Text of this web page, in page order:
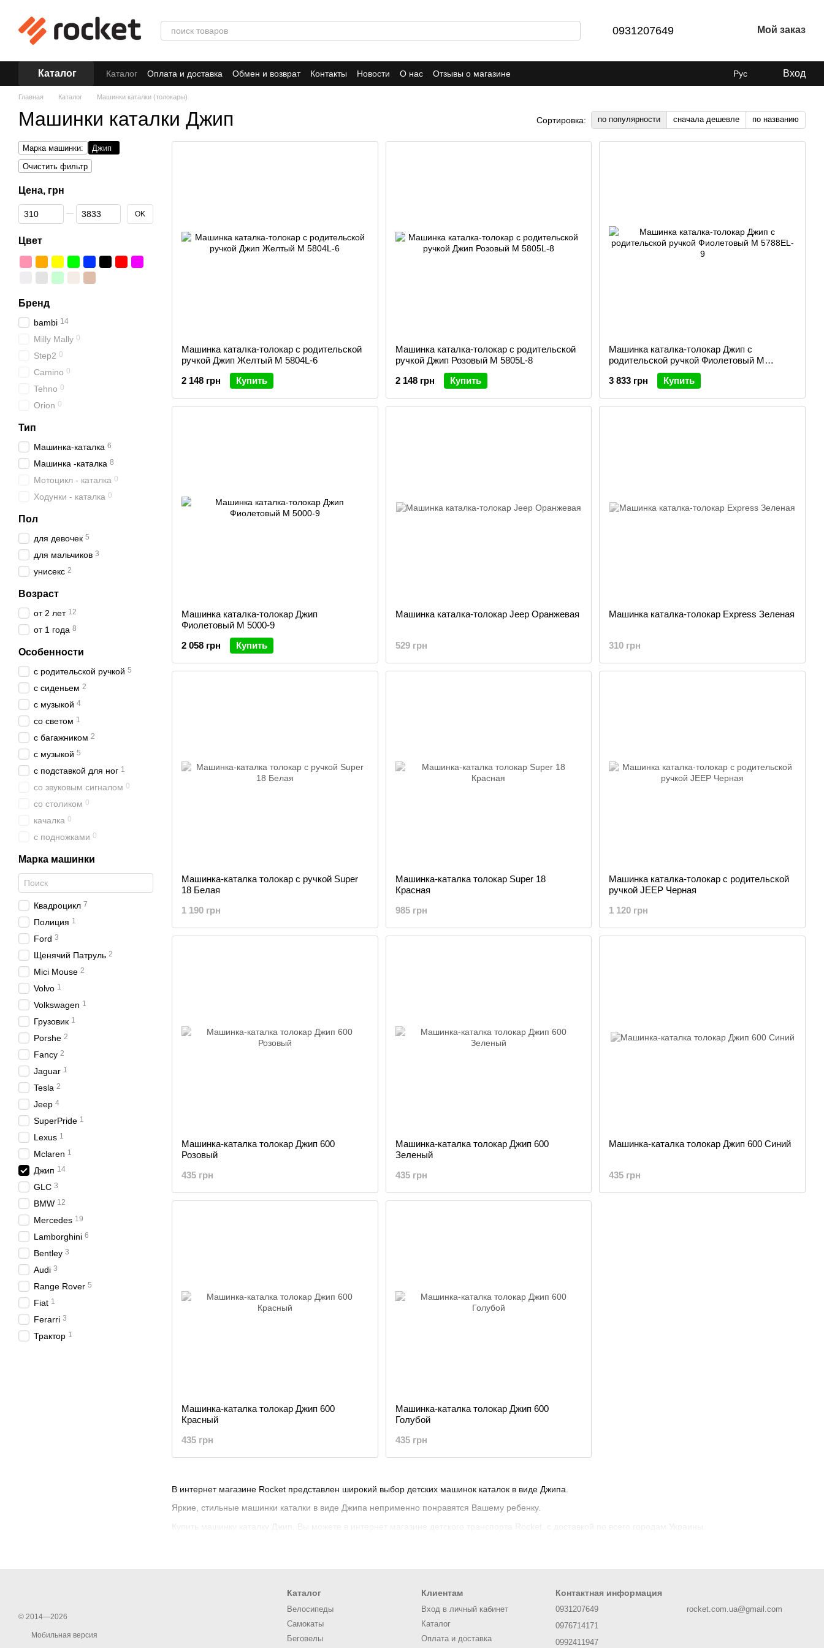
0931207649 Мой заказ
Каталог Каталог Оплата и доставка Обмен и возврат Контакты Новости О нас Отзывы о магазине Рус Вход
Главная Каталог Машинки каталки (толокары)
Машинки каталки Джип Сортировка: по популярности сначала дешевле по названию
В интернет магазине Rocket представлен широкий выбор детских машинок каталок в виде Джипа.
Яркие, стильные машинки каталки в виде Джипа неприменно понравятся Вашему ребенку.
Купить машинку каталку Джип, Вы можете в интернет магазине детского транспорта Rocket, с доставкой по всего городам Украины.
Машинка каталка-толокар с родительской
ручкой Джип Желтый M 5804L-6
2 148 грн
Купить
Машинка каталка-толокар с родительской
ручкой Джип Розовый M 5805L-8
2 148 грн
Купить
Машинка каталка-толокар Джип с
родительской ручкой Фиолетовый M
3 833 грн
Купить
Машинка каталка-толокар Джип
Фиолетовый M 5000-9
2 058 грн
Купить
Машинка каталка-толокар Jeep Оранжевая
529 грн
Машинка каталка-толокар Express Зеленая
310 грн
Машинка-каталка толокар с ручкой Super
18 Белая
1 190 грн
Машинка-каталка толокар Super 18
Красная
985 грн
Машинка каталка-толокар с родительской
ручкой JEEP Черная
1 120 грн
Машинка-каталка толокар Джип 600
Розовый
435 грн
Машинка-каталка толокар Джип 600
Зеленый
435 грн
Машинка-каталка толокар Джип 600 Синий
435 грн
Машинка-каталка толокар Джип 600
Красный
435 грн
Машинка-каталка толокар Джип 600
Голубой
435 грн
Марка машинки:
Джип
Очистить фильтр
Цена, грн
От Цена, грн
До Цена, грн OK
Цвет
Бренд
bambi 14
Milly Mally 0
Step2 0
Camino 0
Tehno 0
Orion 0
Тип
Машинка-каталка 6
Машинка -каталка 8
Мотоцикл - каталка 0
Ходунки - каталка 0
Пол
для девочек 5
для мальчиков 3
унисекс 2
Возраст
от 2 лет 12
от 1 года 8
Особенности
с родительской ручкой 5
с сиденьем 2
с музыкой 4
со светом 1
с багажником 2
c музыкой 5
с подставкой для ног 1
со звуковым сигналом 0
со столиком 0
качалка 0
с подножками 0
Марка машинки
Квадроцикл 7
Полиция 1
Ford 3
Щенячий Патруль 2
Mici Mouse 2
Volvo 1
Volkswagen 1
Грузовик 1
Porshe 2
Fancy 2
Jaguar 1
Tesla 2
Jeep 4
SuperPride 1
Lexus 1
Mclaren 1
Джип 14
GLC 3
BMW 12
Mercedes 19
Lamborghini 6
Bentley 3
Audi 3
Range Rover 5
Fiat 1
Ferarri 3
Трактор 1
© 2014—2026
Мобильная версия
Каталог
Велосипеды
Самокаты
Беговелы
Клиентам
Вход в личный кабинет
Каталог
Оплата и доставка
Контактная информация
0931207649
0976714171
0992411947
rocket.com.ua@gmail.com